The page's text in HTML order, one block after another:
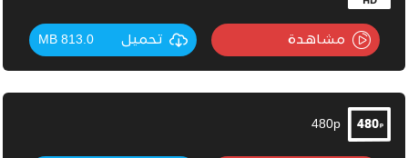
مشاهدة تحميل 813.0 MB
480p